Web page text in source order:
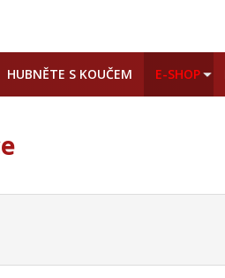
HUBNĚTE S KOUČEM E-SHOP